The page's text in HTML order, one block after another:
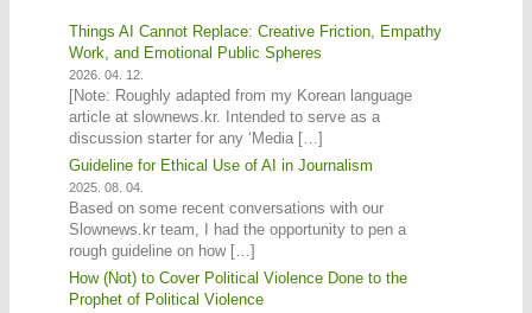
Things AI Cannot Replace: Creative Friction, Empathy
Work, and Emotional Public Spheres
2026. 04. 12.
[Note: Roughly adapted from my Korean language
article at slownews.kr. Intended to serve as a
discussion starter for any ‘Media […]
Guideline for Ethical Use of AI in Journalism
2025. 08. 04.
Based on some recent conversations with our
Slownews.kr team, I had the opportunity to pen a
rough guideline on how […]
How (Not) to Cover Political Violence Done to the
Prophet of Political Violence